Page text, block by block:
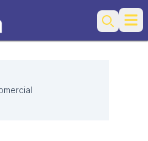
Search